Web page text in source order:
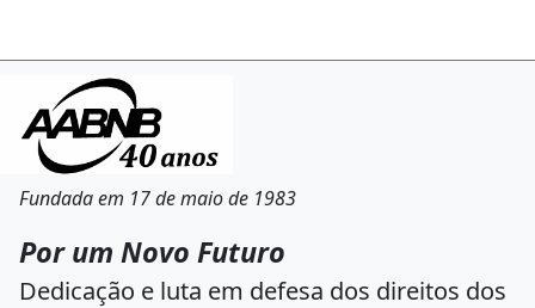
Fundada em 17 de maio de 1983
Por um Novo Futuro
Dedicação e luta em defesa dos direitos dos